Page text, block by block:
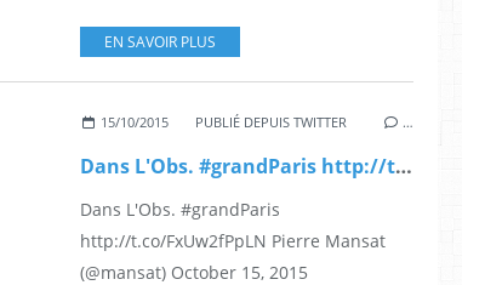
EN SAVOIR PLUS
15/10/2015 PUBLIÉ DEPUIS TWITTER …
Dans L'Obs. #grandParis http://t.co/FxUw2fPpLN
Dans L'Obs. #grandParis
http://t.co/FxUw2fPpLN Pierre Mansat
(@mansat) October 15, 2015